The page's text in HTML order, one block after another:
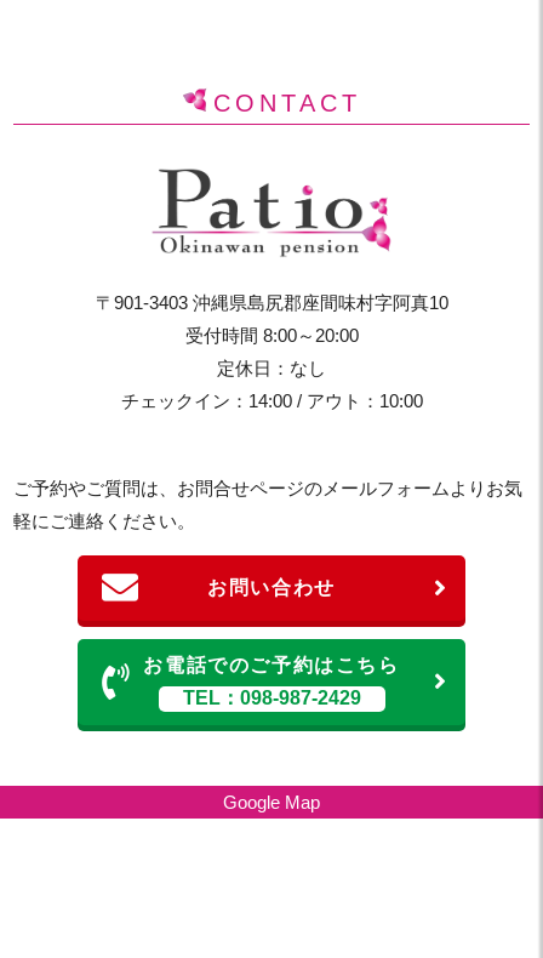
CONTACT
〒901-3403 沖縄県島尻郡座間味村字阿真10
受付時間 8:00～20:00
定休日：なし
チェックイン：14:00 / アウト：10:00
ご予約やご質問は、お問合せページのメールフォームよりお気
軽にご連絡ください。
お問い合わせ
お電話でのご予約はこちら
TEL：098-987-2429
Google Map